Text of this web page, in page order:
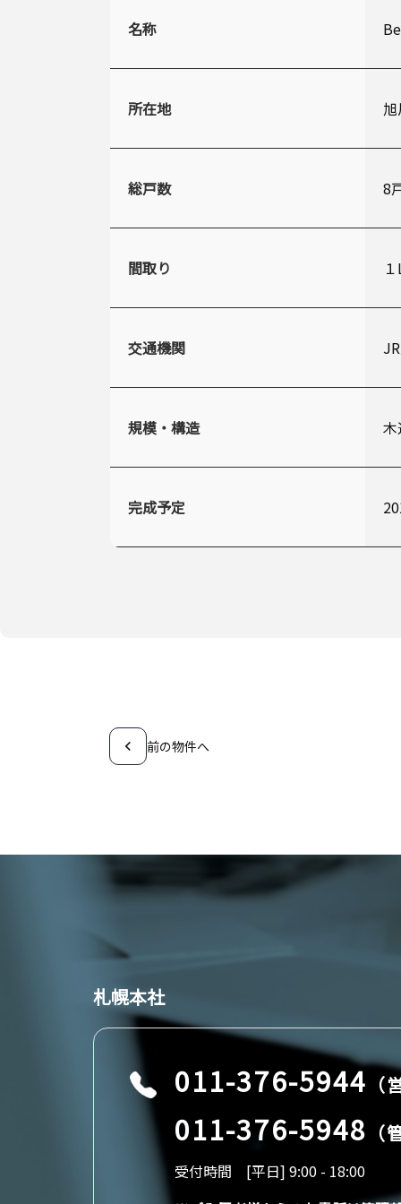
名称
所在地
総戸数 8
間取り
交通機関
規模・構造
完成予定
前の物件へ
札幌本社
011-376-5944
011-376-5948
受付時間 [平日] 9:00 - 18:00